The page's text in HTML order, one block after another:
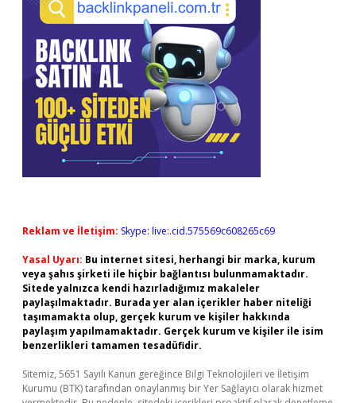
Reklam ve İletişim: Skype: live:.cid.575569c608265c69
Yasal Uyarı: Bu internet sitesi, herhangi bir marka, kurum
veya şahıs şirketi ile hiçbir bağlantısı bulunmamaktadır.
Sitede yalnızca kendi hazırladığımız makaleler
paylaşılmaktadır. Burada yer alan içerikler haber niteliği
taşımamakta olup, gerçek kurum ve kişiler hakkında
paylaşım yapılmamaktadır. Gerçek kurum ve kişiler ile isim
benzerlikleri tamamen tesadüfidir.
Sitemiz, 5651 Sayılı Kanun gereğince Bilgi Teknolojileri ve İletişim
Kurumu (BTK) tarafından onaylanmış bir Yer Sağlayıcı olarak hizmet